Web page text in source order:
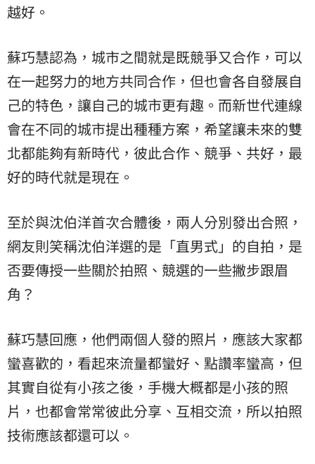
越好。
蘇巧慧認為，城市之間就是既競爭又合作，可以
在一起努力的地方共同合作，但也會各自發展自
己的特色，讓自己的城市更有趣。而新世代連線
會在不同的城市提出種種方案，希望讓未來的雙
北都能夠有新時代，彼此合作、競爭、共好，最
好的時代就是現在。
至於與沈伯洋首次合體後，兩人分別發出合照，
網友則笑稱沈伯洋選的是「直男式」的自拍，是
否要傳授一些關於拍照、競選的一些撇步跟眉
角？
蘇巧慧回應，他們兩個人發的照片，應該大家都
蠻喜歡的，看起來流量都蠻好、點讚率蠻高，但
其實自從有小孩之後，手機大概都是小孩的照
片，也都會常常彼此分享、互相交流，所以拍照
技術應該都還可以。